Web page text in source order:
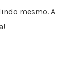
mesmo. A